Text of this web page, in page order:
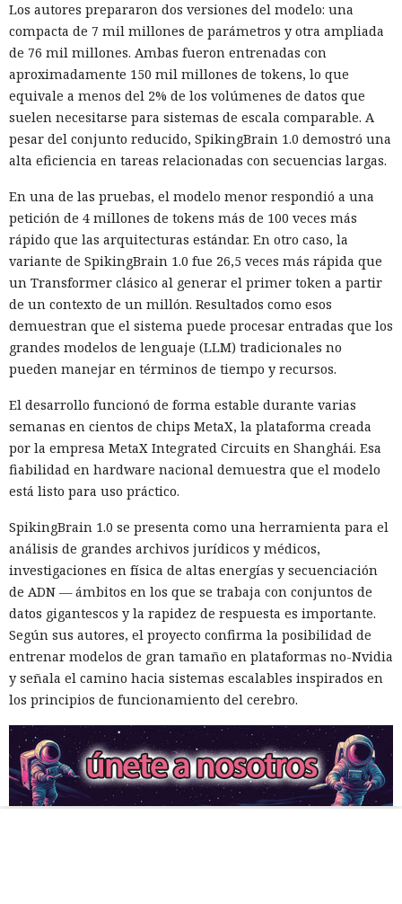
Los autores prepararon dos versiones del modelo: una
compacta de 7 mil millones de parámetros y otra ampliada
de 76 mil millones. Ambas fueron entrenadas con
aproximadamente 150 mil millones de tokens, lo que
equivale a menos del 2% de los volúmenes de datos que
suelen necesitarse para sistemas de escala comparable. A
pesar del conjunto reducido, SpikingBrain 1.0 demostró una
alta eficiencia en tareas relacionadas con secuencias largas.
En una de las pruebas, el modelo menor respondió a una
petición de 4 millones de tokens más de 100 veces más
rápido que las arquitecturas estándar. En otro caso, la
variante de SpikingBrain 1.0 fue 26,5 veces más rápida que
un Transformer clásico al generar el primer token a partir
de un contexto de un millón. Resultados como esos
demuestran que el sistema puede procesar entradas que los
grandes modelos de lenguaje (LLM) tradicionales no
pueden manejar en términos de tiempo y recursos.
El desarrollo funcionó de forma estable durante varias
semanas en cientos de chips MetaX, la plataforma creada
por la empresa MetaX Integrated Circuits en Shanghái. Esa
fiabilidad en hardware nacional demuestra que el modelo
está listo para uso práctico.
SpikingBrain 1.0 se presenta como una herramienta para el
análisis de grandes archivos jurídicos y médicos,
investigaciones en física de altas energías y secuenciación
de ADN — ámbitos en los que se trabaja con conjuntos de
datos gigantescos y la rapidez de respuesta es importante.
Según sus autores, el proyecto confirma la posibilidad de
entrenar modelos de gran tamaño en plataformas no-Nvidia
y señala el camino hacia sistemas escalables inspirados en
los principios de funcionamiento del cerebro.